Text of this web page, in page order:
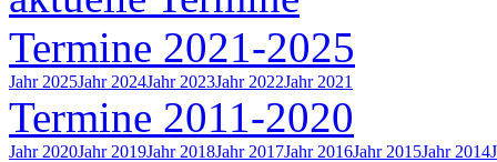
Termine 2021-2025
Jahr 2025Jahr 2024Jahr 2023Jahr 2022Jahr 2021
Termine 2011-2020
Jahr 2020Jahr 2019Jahr 2018Jahr 2017Jahr 2016Jahr 2015Jahr 2014